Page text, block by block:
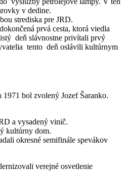
v dedine.
strediska pre JRD.
prvá cesta, ktorá viedla
deň slávnostne privítali prvý
tento deň oslávili kultúrnym
bol zvolený Jozef Šaranko.
a vysadený vinič.
kultúrny dom.
okresné semifinále spevákov
verejné osvetlenie